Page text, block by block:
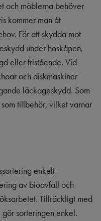
och möblerna behöver
kommer man åt
För att skydda mot
under hoskåpen,
eller fristående. Vid
och diskmaskiner
läckageskydd. Som
tillbehör, vilket varnar
enkelt
av bioavfall och
Tillräckligt med
sorteringen enkel.